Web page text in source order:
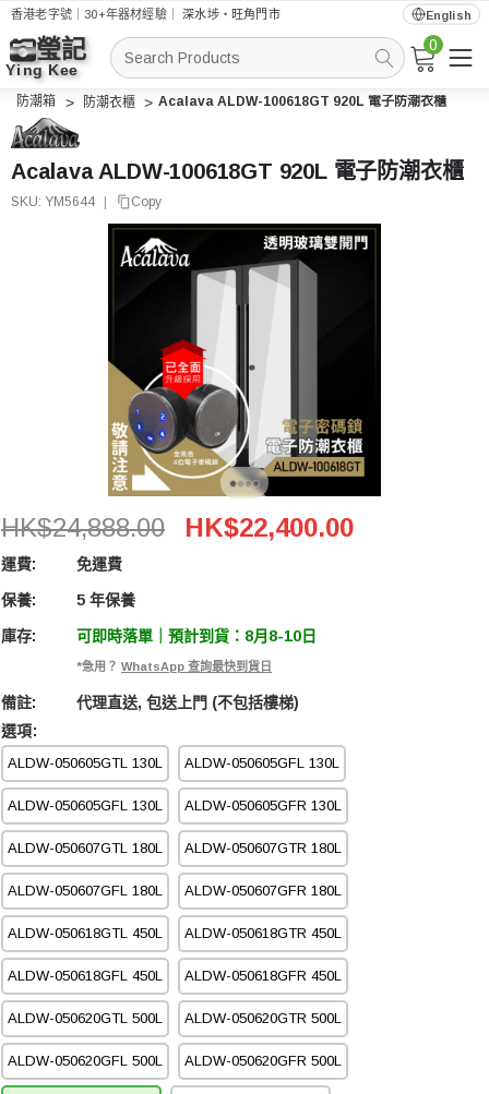
香港老字號｜30+年器材經驗｜深水埗・旺角門市 English
搜
索
0
防潮箱 防潮衣櫃 Acalava ALDW-100618GT 920L 電子防潮衣櫃
Acalava ALDW-100618GT 920L 電子防潮衣櫃
SKU: YM5644 Copy
Acalava ALDW-100618GT 920L 電子防潮衣櫃
HK$24,888.00 HK$22,400.00
運費: 免運費
保養: 5 年保養
庫存: 可即時落單｜預計到貨：8月8-10日
*急用？ WhatsApp 查詢最快到貨日
備註:
代理直送, 包送上門 (不包括樓梯)
選項:
ALDW-050605GTL 130L ALDW-050605GFL 130L
ALDW-050605GFL 130L ALDW-050605GFR 130L
ALDW-050607GTL 180L ALDW-050607GTR 180L
ALDW-050607GFL 180L ALDW-050607GFR 180L
ALDW-050618GTL 450L ALDW-050618GTR 450L
ALDW-050618GFL 450L ALDW-050618GFR 450L
ALDW-050620GTL 500L ALDW-050620GTR 500L
ALDW-050620GFL 500L ALDW-050620GFR 500L